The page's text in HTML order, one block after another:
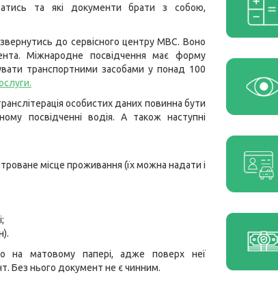
та які документи брати з собою,
до сервісного центру МВС. Воно
Міжнародне посвідчення має форму
транспортними засобами у понад 100
.
особистих даних повинна бути
посвідченні водія. А також наступні
місце проживання (їх можна надати і
на матовому папері, адже поверх неї
Без нього документ не є чинним.